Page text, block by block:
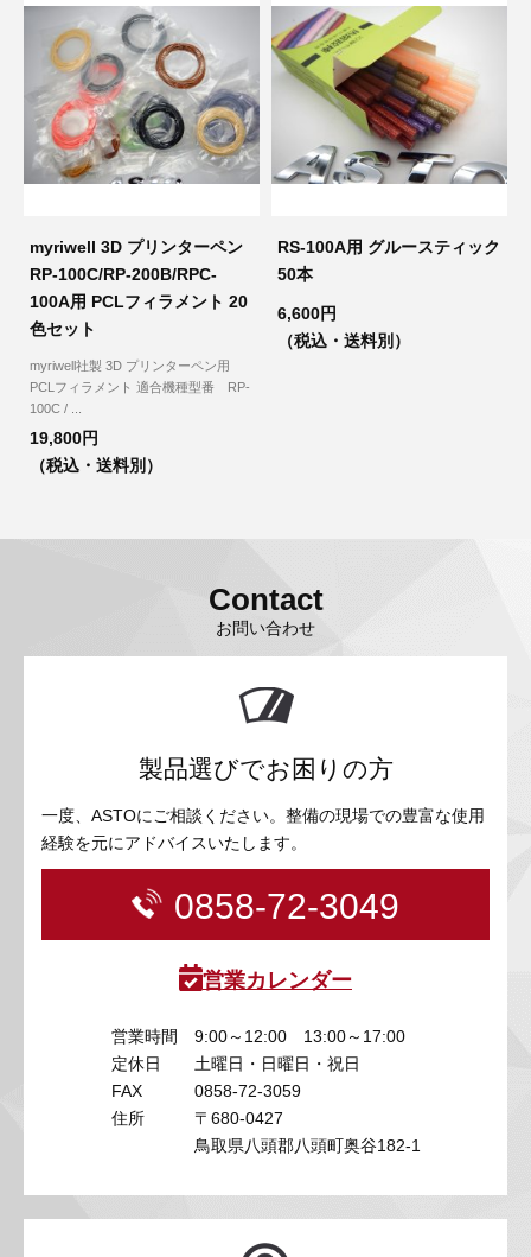
myriwell 3D プリンターペン
RP-100C/RP-200B/RPC-
100A用 PCLフィラメント 20
色セット
myriwell社製 3D プリンターペン用
PCLフィラメント 適合機種型番 RP-
100C / ...
19,800円
（税込・送料別）
RS-100A用 グルースティック
50本
6,600円
（税込・送料別）
Contact
お問い合わせ
製品選びでお困りの方
一度、ASTOにご相談ください。整備の現場での豊富な使用
経験を元にアドバイスいたします。
0858-72-3049
営業カレンダー
営業時間
9:00～12:00 13:00～17:00
定休日
土曜日・日曜日・祝日
FAX
0858-72-3059
住所
〒680-0427
鳥取県八頭郡八頭町奥谷182-1